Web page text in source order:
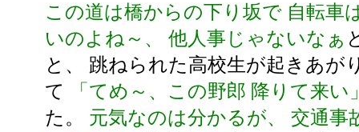
この道は橋からの下り坂で 自転車
いのよね～、 他人事じゃないなぁ
と、 跳ねられた高校生が起きあが
て
「てめ～、この野郎 降りて来い
た。 元気なのは分かるが、 交通事